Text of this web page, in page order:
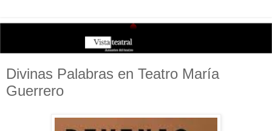
Divinas Palabras en Teatro María
Guerrero